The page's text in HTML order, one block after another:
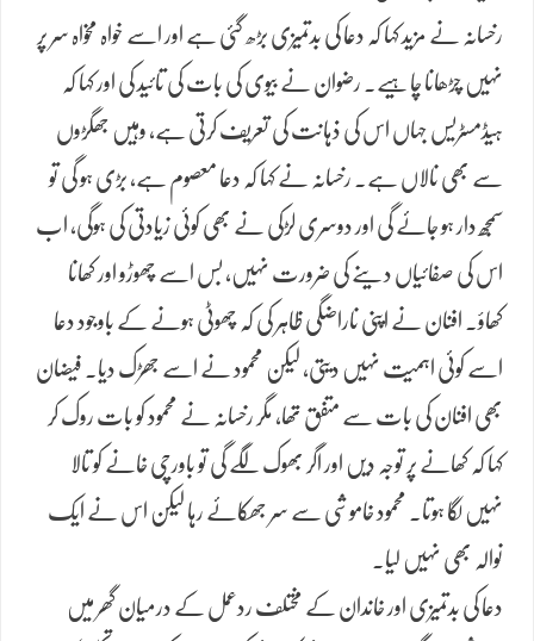
رخسانہ نے مزید کہا کہ دعا کی بدتمیزی بڑھ گئی ہے اور اسے خواہ مخواہ سر پر
نہیں چڑھانا چاہیے۔ رضوان نے بیوی کی بات کی تائید کی اور کہا کہ
ہیڈمسٹریس جہاں اس کی ذہانت کی تعریف کرتی ہے، وہیں جھگڑوں
سے بھی نالاں ہے۔ رخسانہ نے کہا کہ دعا معصوم ہے، بڑی ہو گی تو
سمجھ دار ہو جائے گی اور دوسری لڑکی نے بھی کوئی زیادتی کی ہوگی، اب
اس کی صفائیاں دینے کی ضرورت نہیں، بس اسے چھوڑو اور کھانا
کھاؤ۔ افنان نے اپنی ناراضگی ظاہر کی کہ چھوٹی ہونے کے باوجود دعا
اسے کوئی اہمیت نہیں دیتی، لیکن محمود نے اسے جھڑک دیا۔ فیضان
بھی افنان کی بات سے متفق تھا، مگر رخسانہ نے محمود کو بات روک کر
کہا کہ کھانے پر توجہ دیں اور اگر بھوک لگے گی تو باورچی خانے کو تالا
نہیں لگا ہوتا۔ محمود خاموشی سے سر جھکائے رہا لیکن اس نے ایک
نوالہ بھی نہیں لیا۔
دعا کی بدتمیزی اور خاندان کے مختلف ردعمل کے درمیان گھر میں